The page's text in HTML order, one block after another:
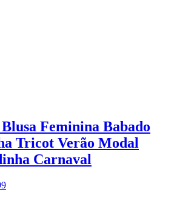
Feminina Babado
Tricot Verão Modal
Carnaval